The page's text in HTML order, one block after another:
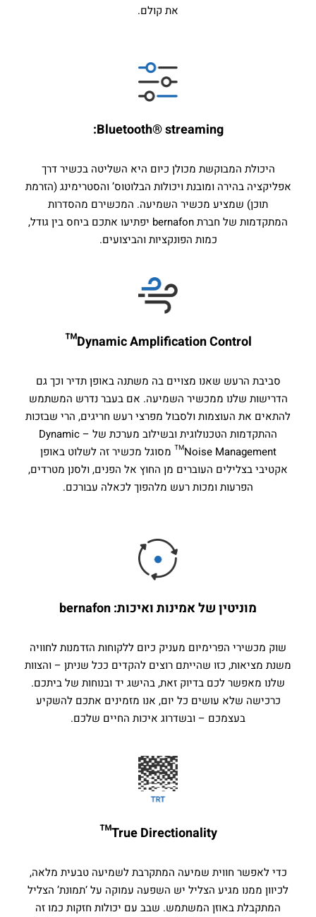
את קולם.
Bluetooth® streaming:
היכולת המבוקשת מכולן כיום היא השליטה בכשיר דרך
אפליקציה בהירה ומובנת ויכולות הבלוטוס’ והסטרימינג (הזרמת
תוכן) שמציע מכשיר השמיעה. המכשירם מהסדרות
המתקדמות של חברת bernafon יפתיעו אתכם ביחס בין גודל,
כמות הפונקציות והביצועים.
Dynamic Amplification Control™
סביבת הרעש שאנו מצויים בה משתנה באופן תדיר וכך גם
הדרישות שלנו ממכשיר השמיעה. אם בעבר נדרש המשתמש
להתאים את העוצמות ולסבול מפרצי רעש חריגים, הרי שבזכות
ההתקדמות הטכנולוגית ובשילוב מערכת של – Dynamic
Noise Management™ מסוגל מכשיר זה לשלוט באופן
אקטיבי בצלילים העוברים מן החוץ אל הפנים, ולסנן מטרדים,
הפרעות ומכות רעש מלהפוך לכאלה עבורכם.
מוניטין של אמינות ואיכות: bernafon
שוק מכשירי הפרימיום מעניק כיום ללקוחות הזדמנות לחוויה
משנת מציאות, כזו שהייתם רוצים להקדים ככל שניתן – והצוות
שלנו מאפשר לכם בדיוק זאת, בהישג יד ובנוחות של ביתכם.
כרכישה שלא עושים כל יום, אנו מזמינים אתכם להשקיע
בעצמכם – ובשדרוג איכות החיים שלכם.
True Directionality™
כדי לאפשר חווית שמיעה המתקרבת לשמיעה טבעית מלאה,
לכיוון ממנו מגיע הצליל יש השפעה עמוקה על ‘תמונת’ הצליל
המתקבלת באוזן המשתמש. שבב עם יכולות חזקות כמו זה